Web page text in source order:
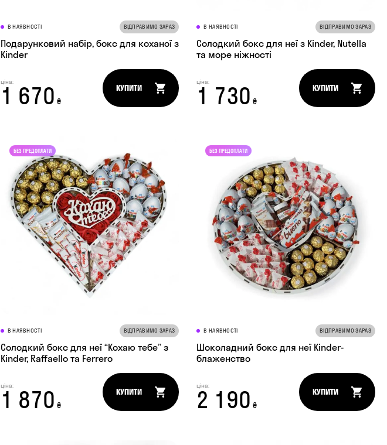
В НАЯВНОСТІ ВІДПРАВИМО ЗАРАЗ
Подарунковий набір, бокс для коханої з
Kinder
ціна:
1 670 ₴
КУПИТИ
В НАЯВНОСТІ ВІДПРАВИМО ЗАРАЗ
Солодкий бокс для неї з Kinder, Nutella
та море ніжності
ціна:
1 730 ₴
КУПИТИ
В НАЯВНОСТІ ВІДПРАВИМО ЗАРАЗ
Солодкий бокс для неї “Кохаю тебе” з
Kinder, Raffaello та Ferrero
ціна:
1 870 ₴
КУПИТИ
В НАЯВНОСТІ ВІДПРАВИМО ЗАРАЗ
Шоколадний бокс для неї Kinder-
блаженство
ціна:
2 190 ₴
КУПИТИ